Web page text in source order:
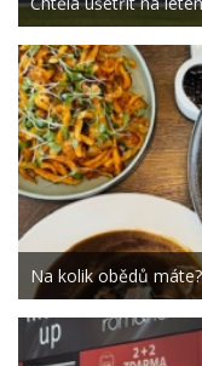
Na kolik obědů máte?